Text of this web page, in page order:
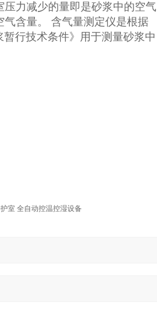
力减少的量即是砂浆中的空气
含量。 含气量测定仪是根据
暂行技术条件》用于测量砂浆中
室 全自动控温控湿设备